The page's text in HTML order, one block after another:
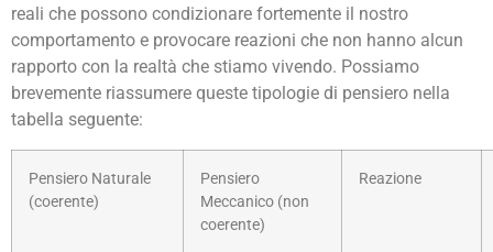
reali che possono condizionare fortemente il nostro
comportamento e provocare reazioni che non hanno alcun
rapporto con la realtà che stiamo vivendo. Possiamo
brevemente riassumere queste tipologie di pensiero nella
tabella seguente:
Pensiero Naturale
(coerente)
Pensiero
Meccanico (non
coerente)
Reazione